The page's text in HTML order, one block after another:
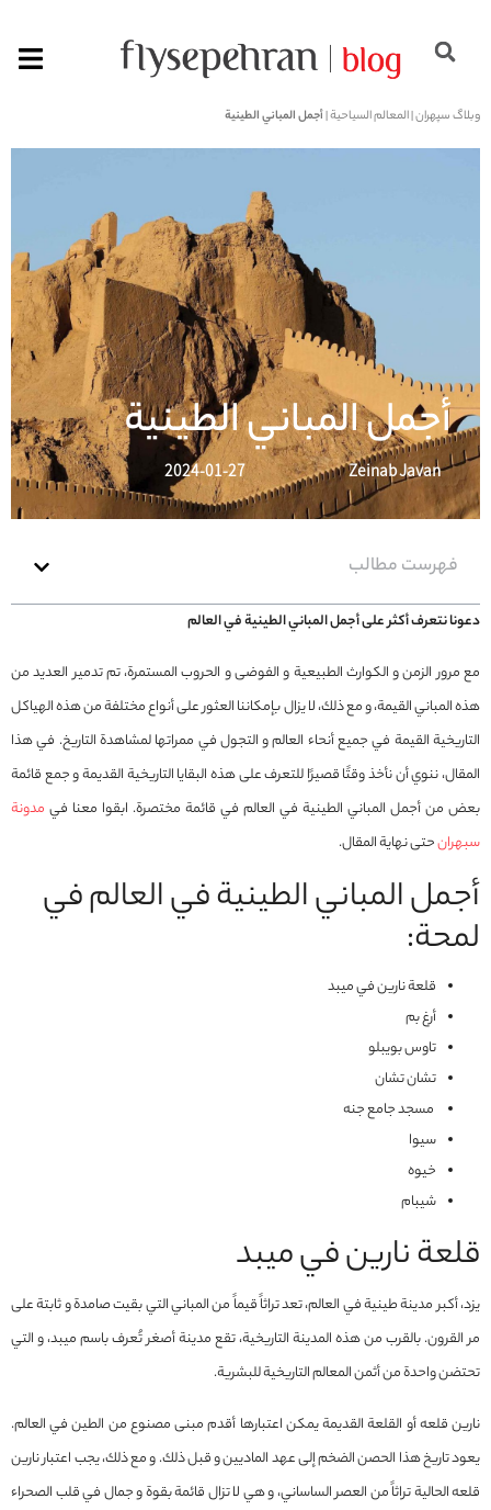
وبلاگ سپهران|المعالم السياحية|أجمل المباني الطينية
أجمل المباني الطينية
Zeinab Javan
2024-01-27
فهرست مطالب
دعونا نتعرف أكثر على أجمل المباني الطينية في العالم
مع مرور الزمن و الكوارث الطبيعية و الفوضى و الحروب المستمرة، تم تدمير العديد من
هذه المباني القيمة، و مع ذلك، لا يزال بإمكاننا العثور على أنواع مختلفة من هذه الهياكل
التاريخية القيمة في جميع أنحاء العالم و التجول في ممراتها لمشاهدة التاريخ. في هذا
المقال، ننوي أن نأخذ وقتًا قصيرًا للتعرف على هذه البقايا التاريخية القديمة و جمع قائمة
بعض من أجمل المباني الطينية في العالم في قائمة مختصرة. ابقوا معنا في مدونة
سبهرانحتى نهاية المقال.
أجمل المباني الطينية في العالم في
لمحة:
قلعة نارين في ميبد
أرغ بم
تاوس بويبلو
تشان تشان
مسجد جامع جنه
سيوا
خيوه
شيبام
قلعة نارين في ميبد
يزد، أكبر مدينة طينية في العالم، تعد تراثاً قيماً من المباني التي بقيت صامدة و ثابتة على
مر القرون. بالقرب من هذه المدينة التاريخية، تقع مدينة أصغر تُعرف باسم ميبد، و التي
تحتضن واحدة من أثمن المعالم التاريخية للبشرية.
نارين قلعه أو القلعة القديمة يمكن اعتبارها أقدم مبنى مصنوع من الطين في العالم.
يعود تاريخ هذا الحصن الضخم إلى عهد الماديين و قبل ذلك. و مع ذلك، يجب اعتبار نارين
قلعه الحالية تراثاً من العصر الساساني، و هي لا تزال قائمة بقوة و جمال في قلب الصحراء